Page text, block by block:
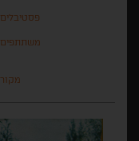
פסטיבלים
משתתפים
מקור